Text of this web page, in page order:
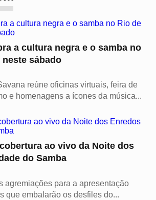
a cultura negra e o samba no
sábado
reúne oficinas virtuais, feira de
e homenagens a ícones da música...
ao vivo da Noite dos
do Samba
agremiações para a apresentação
que embalarão os desfiles do...